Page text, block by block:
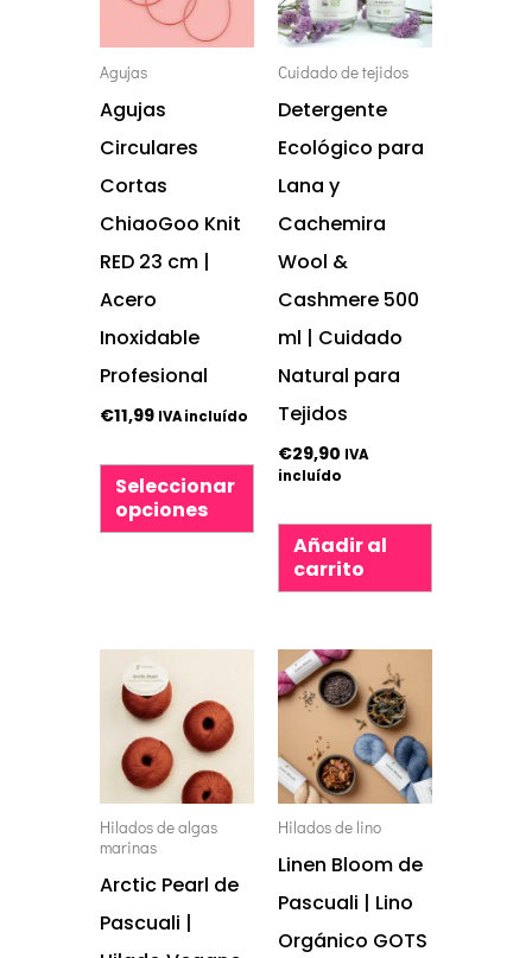
Agujas
Agujas
Circulares
Cortas
ChiaoGoo Knit
RED 23 cm |
Acero
Inoxidable
Profesional
€11,99 IVA incluído
Seleccionar
opciones
múltiples
variantes.
Las
opciones
pueden
elegir
página
producto
Cuidado de tejidos
Detergente
Ecológico para
Lana y
Cachemira
Wool &
Cashmere 500
ml | Cuidado
Natural para
Tejidos
€29,90 IVA
incluído
Añadir al
carrito
Hilados de algas
marinas
Arctic Pearl de
Pascuali |
Este
producto
múltiples
variantes.
Las
opciones
Hilados de lino
Linen Bloom de
Pascuali | Lino
Orgánico GOTS
múltiples